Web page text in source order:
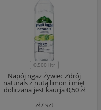
0,500 litr
Napój ngaz Żywiec Zdrój
naturals z nutą limon i mięt
doliczana jest kaucja 0,50 zł
zł /szt